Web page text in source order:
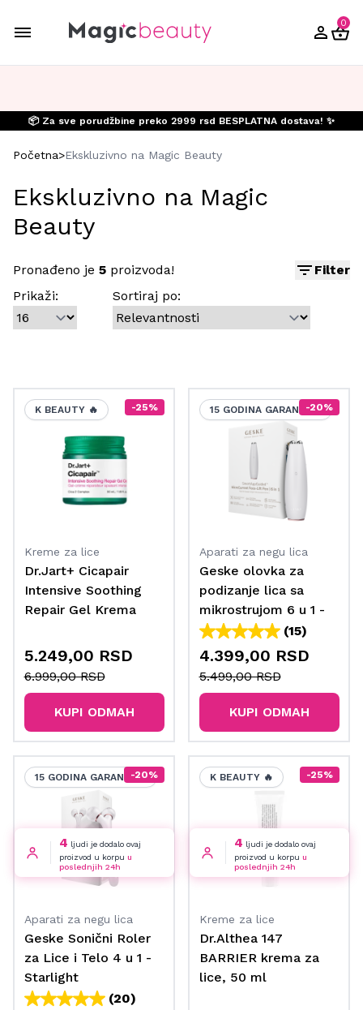
0
📦 Za sve porudžbine preko 2999 rsd BESPLATNA dostava! ✨
Početna>Ekskluzivno na Magic Beauty
Ekskluzivno na Magic
Beauty
Pronađeno je 5 proizvoda!
Filter
Prikaži:
Sortiraj po:
K BEAUTY 🔥 -25%
Kreme za lice
Dr.Jart+ Cicapair
Intensive Soothing
Repair Gel Krema
5.249,00 RSD
6.999,00 RSD
KUPI ODMAH
15 GODINA GARANCIJE
-20%
Aparati za negu lica
Geske olovka za
podizanje lica sa
mikrostrujom 6 u 1 -
starlight
(15)
4.399,00 RSD
5.499,00 RSD
KUPI ODMAH
4 ljudi je dodalo ovaj
proizvod u korpu u
poslednjih 24h
15 GODINA GARANCIJE
-20%
Aparati za negu lica
Geske Sonični Roler
za Lice i Telo 4 u 1 -
Starlight
(20)
4 ljudi je dodalo ovaj
proizvod u korpu u
poslednjih 24h
K BEAUTY 🔥 -25%
Kreme za lice
Dr.Althea 147
BARRIER krema za
lice, 50 ml